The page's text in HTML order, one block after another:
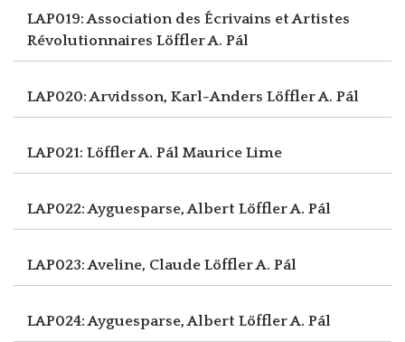
LAP019: Association des Écrivains et Artistes
Révolutionnaires Löffler A. Pál
LAP020: Arvidsson, Karl-Anders Löffler A. Pál
LAP021: Löffler A. Pál Maurice Lime
LAP022: Ayguesparse, Albert Löffler A. Pál
LAP023: Aveline, Claude Löffler A. Pál
LAP024: Ayguesparse, Albert Löffler A. Pál